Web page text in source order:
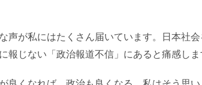
声が私にはたくさん届いています。日本社
報じない「政治報道不信」にあると痛感しま